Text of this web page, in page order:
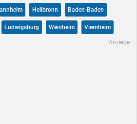
Heilbronn Baden-Baden
Ludwigsburg Weinheim Viernheim
Anzeige